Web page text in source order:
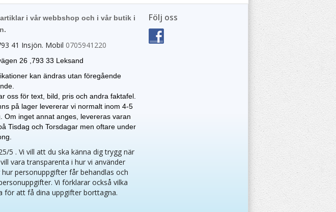
Följ oss
i vår webbshop och i vår butik i
41 Insjön. Mobil 0705941220
26 ,793 33 Leksand
kan ändras utan föregående
oss för text, bild, pris och andra faktafel.
på lager levererar vi normalt inom 4-5
Om inget annat anges, levereras varan
Tisdag och Torsdagar men oftare under
5 . Vi vill att du ska känna dig trygg när
vara transparenta i hur vi använder
personuppgifter får behandlas och
Vi förklarar också vilka
för att få dina uppgifter borttagna.